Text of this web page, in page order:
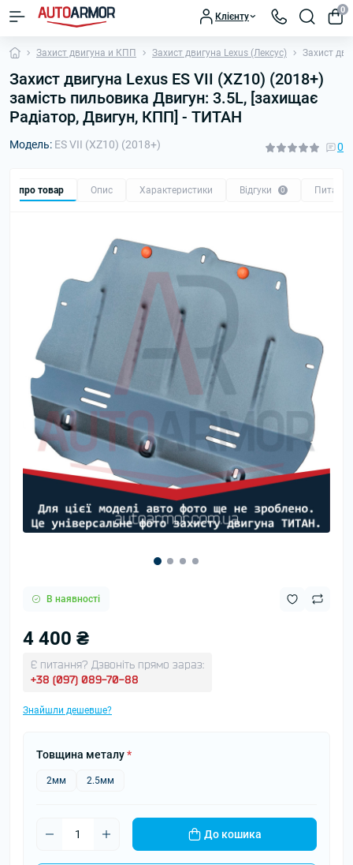
Клієнту
0
Захист двигуна и КПП Захист двигуна Lexus (Лексус) Захист
Захист двигуна Lexus ES VII (XZ10) (2018+)
замість пильовика Двигун: 3.5L, [захищає
Радіатор, Двигун, КПП] - ТИТАН
Модель: ES VII (XZ10) (2018+) 0
Все про товар Опис Характеристики Відгуки 0 Питання
В наявності
4 400 ₴
Є питання? Дзвоніть прямо зараз:
+38 (097) 089-70-88
Знайшли дешевше?
Товщина металу*
2мм 2.5мм
До кошика